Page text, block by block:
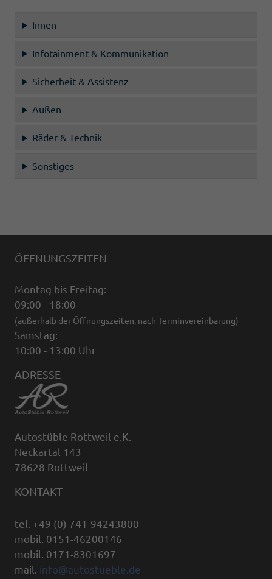
Innen
Infotainment & Kommunikation
Sicherheit & Assistenz
Außen
Räder & Technik
Sonstiges
ÖFFNUNGSZEITEN
Montag bis Freitag:
09:00 - 18:00
(außerhalb der Öffnungszeiten, nach Terminvereinbarung)
Samstag:
10:00 - 13:00 Uhr
ADRESSE
Autostüble Rottweil e.K.
Neckartal 143
78628 Rottweil
KONTAKT
tel. +49 (0) 741-94243800
mobil. 0151-46200146
mobil. 0171-8301697
mail. info@autostueble.de